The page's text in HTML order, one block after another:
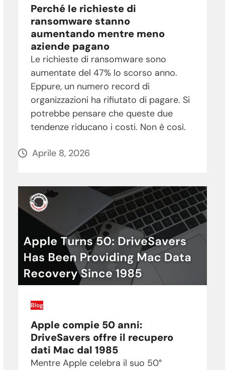
Perché le richieste di
ransomware stanno
aumentando mentre meno
aziende pagano
Le richieste di ransomware sono
aumentate del 47% lo scorso anno.
Eppure, un numero record di
organizzazioni ha rifiutato di pagare. Si
potrebbe pensare che queste due
tendenze riducano i costi. Non è così.
Aprile 8, 2026
Blog
Apple compie 50 anni:
DriveSavers offre il recupero
dati Mac dal 1985
Mentre Apple celebra il suo 50°